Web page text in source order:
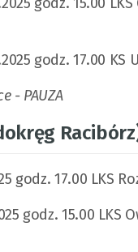
godz. 17.00
- PAUZA
godz. 17.00 LKS
godz. 15.00 LKS